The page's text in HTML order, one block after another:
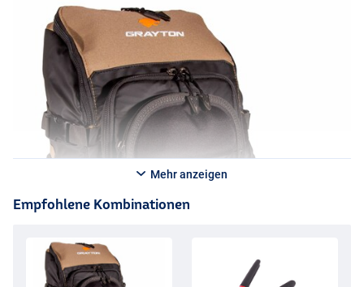
z. B. eine Abhakmatte leicht transportieren zu können. Damit ist
dieser Raid Backpack unverzichtbar für jeden Raubfischangler, der
leicht, praktisch und organisiert angeln möchte!
Mehr anzeigen
Empfohlene Kombinationen